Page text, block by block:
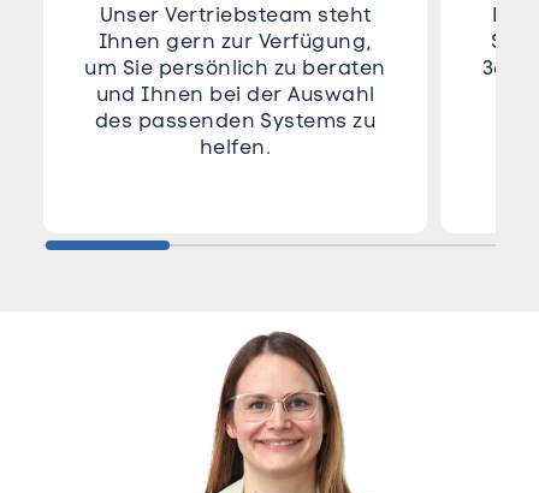
Unser Vertriebsteam steht
Ihnen gern zur Verfügung,
um Sie persönlich zu beraten
und Ihnen bei der Auswahl
des passenden Systems zu
helfen.
36